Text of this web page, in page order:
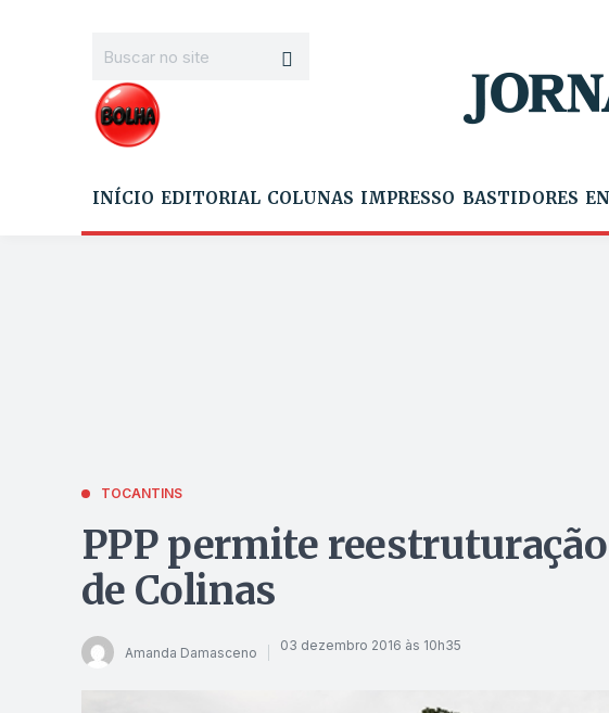
INÍCIO EDITORIAL COLUNAS IMPRESSO BASTIDORES
TOCANTINS
PPP permite
de Colinas
Amanda Damasceno 03 dezembro 2016 às 10h35